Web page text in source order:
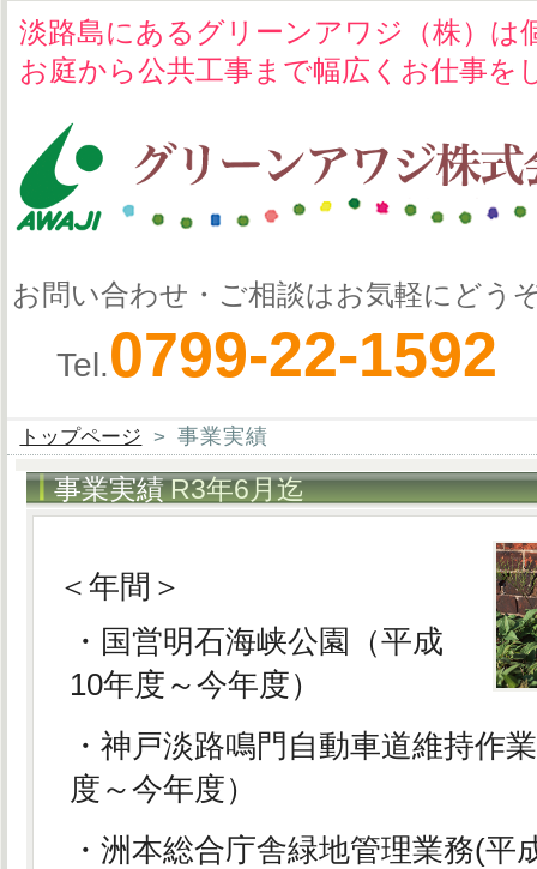
淡路島にあるグリーンアワジ（株）は
お庭から公共工事まで幅広くお仕事を
お問い合わせ・ご相談はお気軽にどう
Tel.0799-22-1592
トップページ >事業実績
事業実績R3年6月迄
＜年間＞
・国営明石海峡公園（平成
10年度～今年度）
・神戸淡路鳴門自動車道維持作
度～今年度）
・洲本総合庁舎緑地管理業務(平